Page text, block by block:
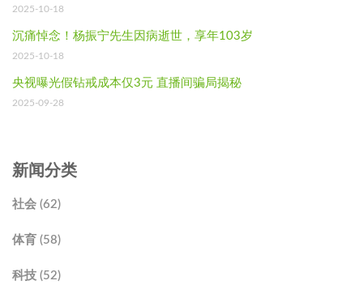
2025-10-18
沉痛悼念！杨振宁先生因病逝世，享年103岁
2025-10-18
央视曝光假钻戒成本仅3元 直播间骗局揭秘
2025-09-28
新闻分类
社会 (62)
体育 (58)
科技 (52)